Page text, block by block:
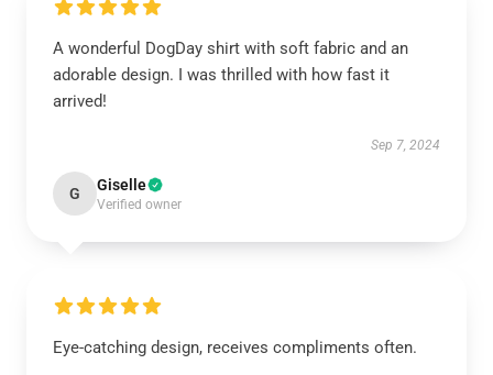
A wonderful DogDay shirt with soft fabric and an
adorable design. I was thrilled with how fast it
arrived!
Sep 7, 2024
G Giselle
Verified owner
Eye-catching design, receives compliments often.